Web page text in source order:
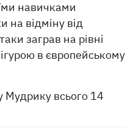
навичками
на відміну від
заграв на рівні
в європейському
Мудрику всього 14